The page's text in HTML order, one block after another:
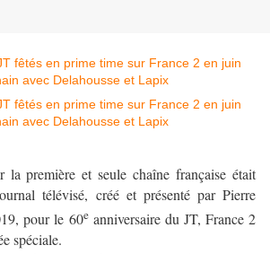
première et seule chaîne française était
télévisé, créé et présenté par Pierre
pour le 60eanniversaire du JT, France 2
spéciale.